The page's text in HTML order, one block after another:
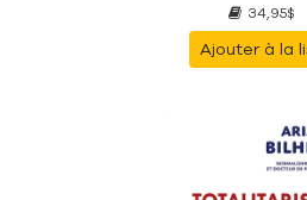
34,95$
Ajouter à la